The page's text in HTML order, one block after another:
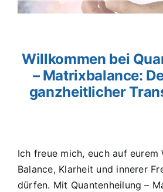
Willkommen bei
– Matrixbalance:
ganzheitlicher
Ich freue mich, euch auf eurem
Balance, Klarheit und innerer
dürfen. Mit Quantenheilung –